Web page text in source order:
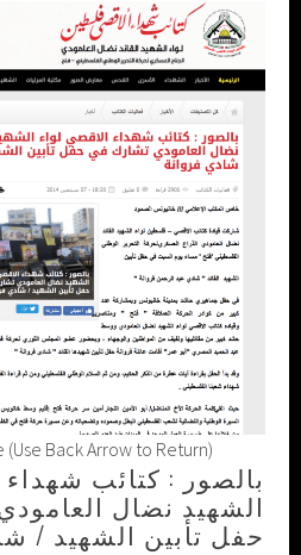
Back Arrow to Return)
بالصور : كتائب شهداء
الشهيد نضال
حفل تأبين الشهيد /